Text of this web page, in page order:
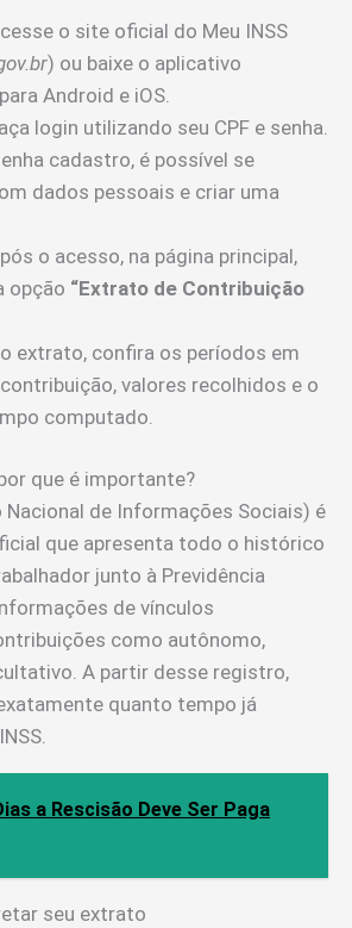
o site oficial do Meu INSS
) ou baixe o aplicativo
Android e iOS.
login utilizando seu CPF e senha.
cadastro, é possível se
dados pessoais e criar uma
o acesso, na página principal,
opção “Extrato de Contribuição
extrato, confira os períodos em
valores recolhidos e o
computado.
que é importante?
Nacional de Informações Sociais) é
que apresenta todo o histórico
junto à Previdência
de vínculos
como autônomo,
A partir desse registro,
quanto tempo já
a Rescisão Deve Ser Paga
seu extrato